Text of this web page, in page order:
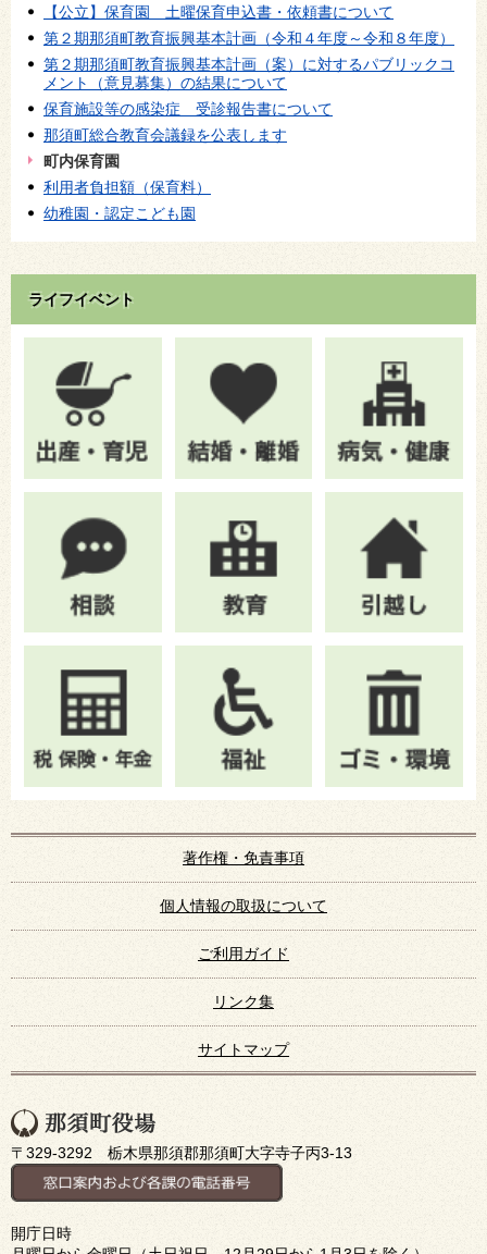
【公立】保育園 土曜保育申込書・依頼書について
第２期那須町教育振興基本計画（令和４年度～令和８年度）
第２期那須町教育振興基本計画（案）に対するパブリックコ
メント（意見募集）の結果について
保育施設等の感染症 受診報告書について
那須町総合教育会議録を公表します
町内保育園
利用者負担額（保育料）
幼稚園・認定こども園
ライフイベント
著作権・免責事項
個人情報の取扱について
ご利用ガイド
リンク集
サイトマップ
〒329-3292 栃木県那須郡那須町大字寺子丙3-13
開庁日時